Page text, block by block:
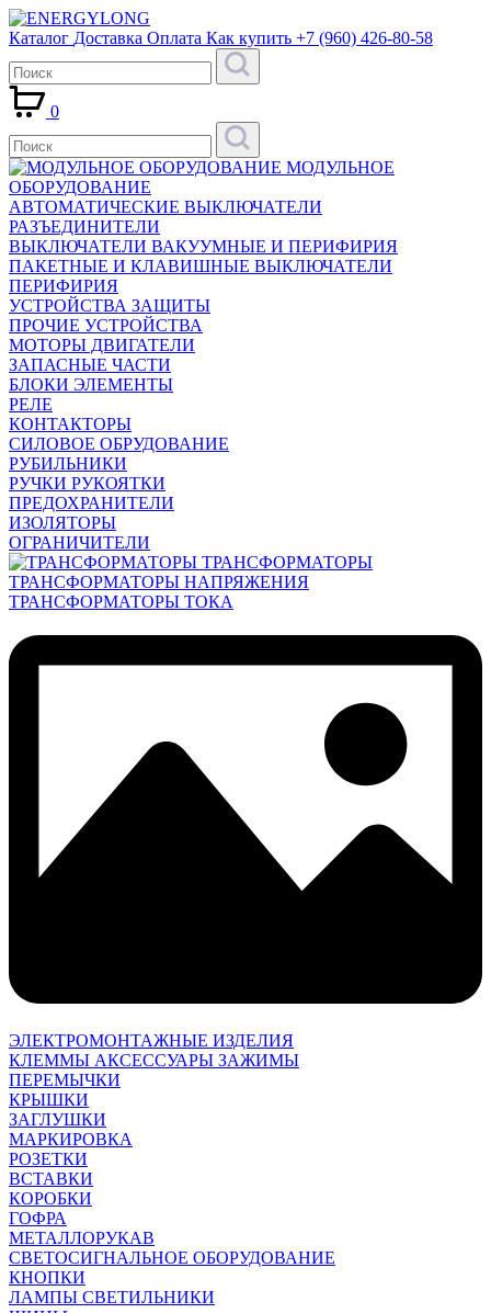
Каталог Доставка Оплата Как купить +7 (960) 426-80-58
0
МОДУЛЬНОЕ
ОБОРУДОВАНИЕ
АВТОМАТИЧЕСКИЕ ВЫКЛЮЧАТЕЛИ
РАЗЪЕДИНИТЕЛИ
ВЫКЛЮЧАТЕЛИ ВАКУУМНЫЕ И ПЕРИФИРИЯ
ПАКЕТНЫЕ И КЛАВИШНЫЕ ВЫКЛЮЧАТЕЛИ
ПЕРИФИРИЯ
УСТРОЙСТВА ЗАЩИТЫ
ПРОЧИЕ УСТРОЙСТВА
МОТОРЫ ДВИГАТЕЛИ
ЗАПАСНЫЕ ЧАСТИ
БЛОКИ ЭЛЕМЕНТЫ
РЕЛЕ
КОНТАКТОРЫ
СИЛОВОЕ ОБРУДОВАНИЕ
РУБИЛЬНИКИ
РУЧКИ РУКОЯТКИ
ПРЕДОХРАНИТЕЛИ
ИЗОЛЯТОРЫ
ОГРАНИЧИТЕЛИ
ТРАНСФОРМАТОРЫ
ТРАНСФОРМАТОРЫ НАПРЯЖЕНИЯ
ТРАНСФОРМАТОРЫ ТОКА
ЭЛЕКТРОМОНТАЖНЫЕ ИЗДЕЛИЯ
КЛЕММЫ АКСЕССУАРЫ ЗАЖИМЫ
ПЕРЕМЫЧКИ
КРЫШКИ
ЗАГЛУШКИ
МАРКИРОВКА
РОЗЕТКИ
ВСТАВКИ
КОРОБКИ
ГОФРА
МЕТАЛЛОРУКАВ
СВЕТОСИГНАЛЬНОЕ ОБОРУДОВАНИЕ
КНОПКИ
ЛАМПЫ СВЕТИЛЬНИКИ